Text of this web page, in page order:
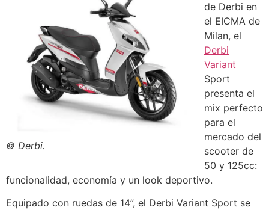
© Derbi.
de Derbi en
el EICMA de
Milan, el
Derbi
Variant
Sport
presenta el
mix perfecto
para el
mercado del
scooter de
50 y 125cc:
funcionalidad, economía y un look deportivo.
Equipado con ruedas de 14”, el Derbi Variant Sport se